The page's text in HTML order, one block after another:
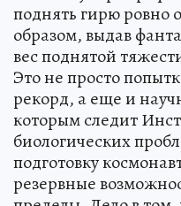
поднять гирю ровно
образом, выдав
вес поднятой
Это не просто
рекорд, а еще и
которым следит
биологических
подготовку
резервные